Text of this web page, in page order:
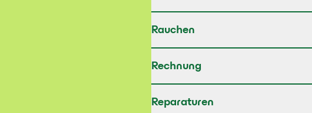
Rauchen
Rechnung
Reparaturen